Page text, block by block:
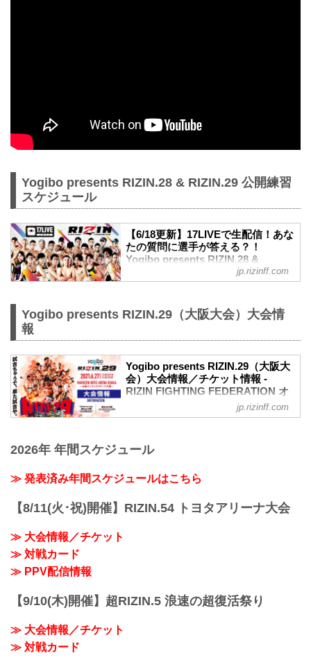
Yogibo presents RIZIN.28 & RIZIN.29 公開練習
スケジュール
【6/18更新】17LIVEで生配信！あな
たの質問に選手が答える？！
Yogibo presents RIZIN.28 &
RIZIN.29 公開練習 - RIZIN
FIGHTING FEDERATION オフィシ
東京ドームで開催されるYogibo presents
阪で開催されるYogibo presents RIZIN.29
に出場する選手たちの公開練習を、
17LIVEで生配信することが決定！
公開練習の様子はRIZIN FF イチナナ公式
アカウントから生配信され、選手への質
疑応答も行われる予定だ！選手への質疑
応答の際には、ライブ配信中に寄せられ
も…！？
景、質疑応答の様子を是非ライブ配信
jp.rizinff.com
Yogibo presents RIZIN.29（大阪大会）大会情
報
Yogibo presents RIZIN.29（大阪大
会）大会情報／チケット情報 -
RIZIN FIGHTING FEDERATION オ
GP - 1st Round (Osaka) 」&「矢地祐介
youtu.be
【5/12更新】開催日延期に関して
5月30日（日）丸善インテックアリーナ大
阪にて開催を予定しておりましたYogibo
jp.rizinff.com
2026年 年間スケジュール
≫ 発表済み年間スケジュールはこちら
【8/11(火･祝)開催】RIZIN.54 トヨタアリーナ大会
≫ 大会情報／チケット
≫ 対戦カード
≫ PPV配信情報
【9/10(木)開催】超RIZIN.5 浪速の超復活祭り
≫ 大会情報／チケット
≫ 対戦カード